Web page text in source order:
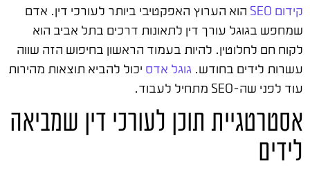
קידום SEO
הוא הערוץ האפקטיבי ביותר לעורכי דין. אדם
שמחפש בגוגל עורך דין לתאונות דרכים בתל אביב הוא
לקוח חם לחלוטין. להיות בעמוד הראשון בחיפוש הזה שווה
עשרות לידים בחודש. גוגל אדס יכול להביא תוצאות מהירות
עוד לפני שה-SEO מתחיל לעבוד.
אסטרטגיית תוכן לעורכי דין שמביאה
לידים